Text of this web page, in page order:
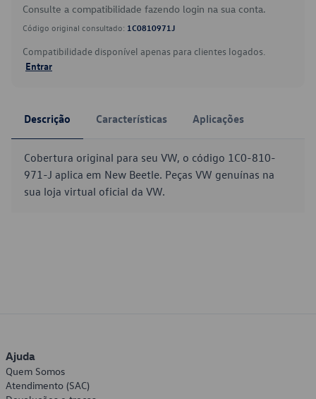
Consulte a compatibilidade fazendo login na sua conta.
Código original consultado: 1C0810971J
Compatibilidade disponível apenas para clientes logados.
Entrar
Descrição Características Aplicações
Cobertura original para seu VW, o código 1C0-810-
971-J aplica em New Beetle. Peças VW genuínas na
sua loja virtual oficial da VW.
Ajuda
Quem Somos
Atendimento (SAC)